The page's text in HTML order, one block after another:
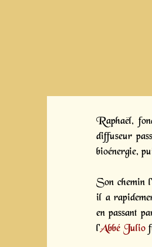
Raphaël,
diffuseur
bioénergie,
Son chemin
il a
en passant
l'Abbé Julio